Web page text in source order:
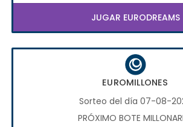
JUGAR EURODREAMS
EUROMILLONES
Sorteo del día 07-08-
PRÓXIMO BOTE